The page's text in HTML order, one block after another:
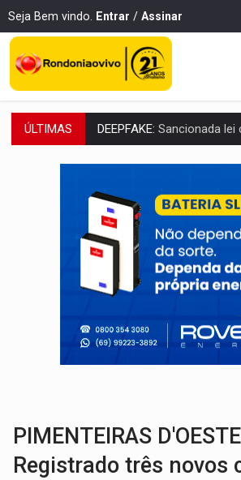
Seja Bem vindo. Entrar / Assinar
ÚLTIMAS COLEGIADO:Brasil e Rússia
URGENTE:Colisão entre caminhão e
ENCONTRO:Amazônia Negra ganha
PREVISÃO:Porto Velho tem
SINDICATOS UNIDOS:
PROCESSO SELETIVO:
AGOSTO LILÁS:MPRO lança de
PIMENTEIRAS
Registrado três novos